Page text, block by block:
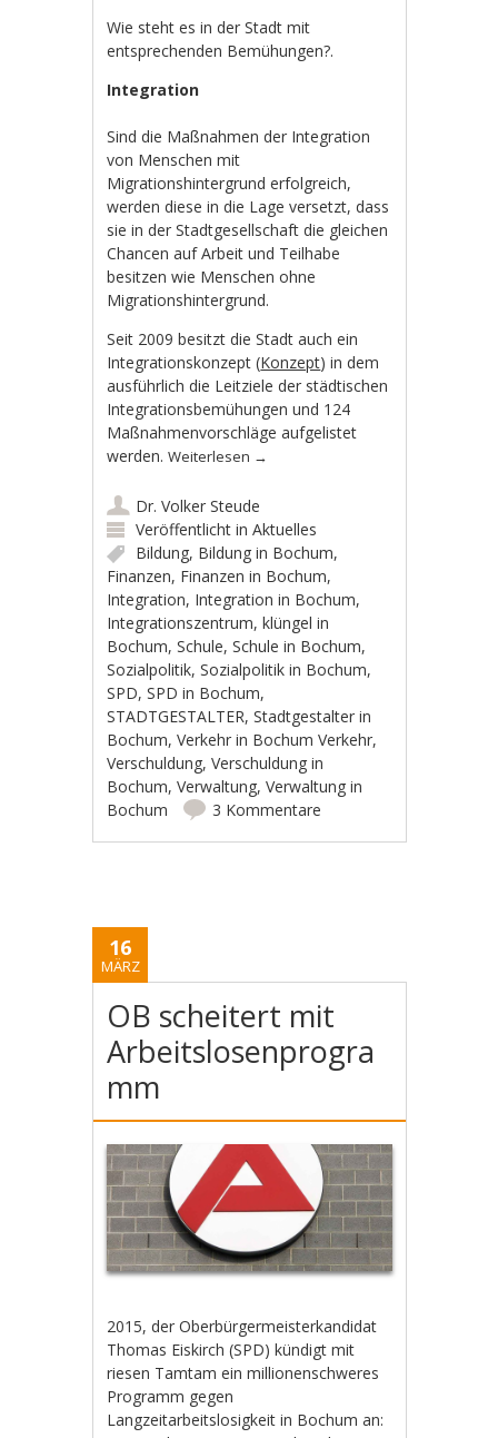
Wie steht es in der Stadt mit
entsprechenden Bemühungen?.
Integration
Sind die Maßnahmen der Integration
von Menschen mit
Migrationshintergrund erfolgreich,
werden diese in die Lage versetzt, dass
sie in der Stadtgesellschaft die gleichen
Chancen auf Arbeit und Teilhabe
besitzen wie Menschen ohne
Migrationshintergrund.
Seit 2009 besitzt die Stadt auch ein
Integrationskonzept (Konzept) in dem
ausführlich die Leitziele der städtischen
Integrationsbemühungen und 124
Maßnahmenvorschläge aufgelistet
werden.Weiterlesen →
Dr. Volker Steude
Veröffentlicht inAktuelles
Bildung, Bildung in Bochum,
Finanzen, Finanzen in Bochum,
Integration, Integration in Bochum,
Integrationszentrum,klüngel in
Bochum,Schule,Schule in Bochum,
Sozialpolitik,Sozialpolitik in Bochum,
SPD,SPD in Bochum,
STADTGESTALTER,Stadtgestalter in
Bochum,Verkehr in Bochum Verkehr,
Verschuldung,Verschuldung in
Bochum,Verwaltung,Verwaltung in
Bochum
3 Kommentare
16
MÄRZ
OB scheitert mit
Arbeitslosenprogra
mm
2015, der Oberbürgermeisterkandidat
Thomas Eiskirch (SPD) kündigt mit
riesen Tamtam ein millionenschweres
Programm gegen
Langzeitarbeitslosigkeit in Bochum an: